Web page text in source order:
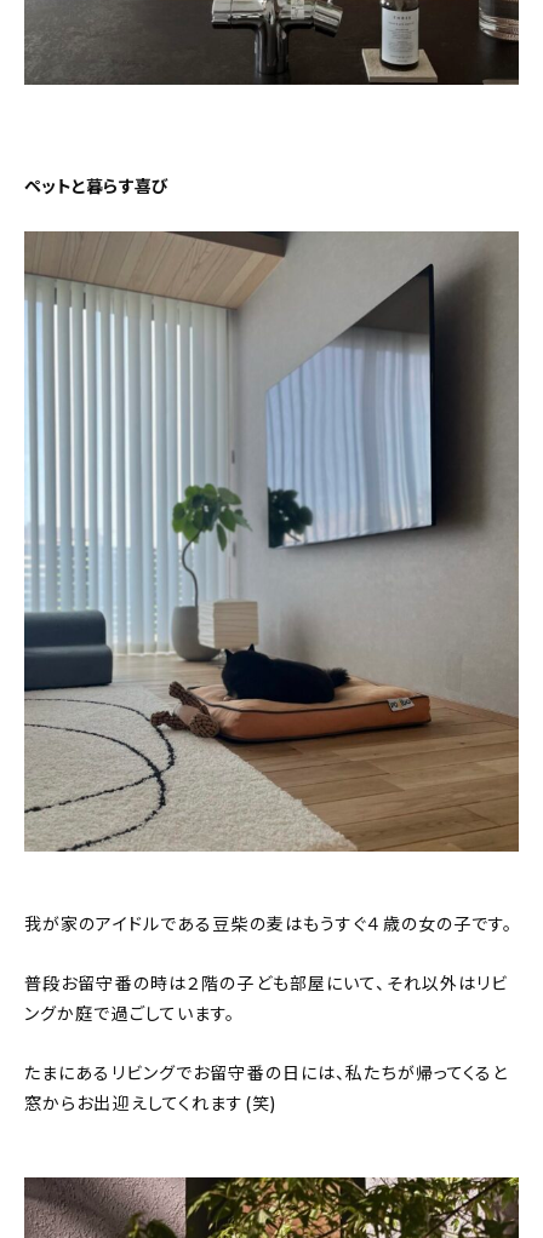
ペットと暮らす喜び
我が家のアイドルである豆柴の麦はもうすぐ４歳の女の子です。
普段お留守番の時は２階の子ども部屋にいて、それ以外はリビ
ングか庭で過ごしています。
たまにあるリビングでお留守番の日には、私たちが帰ってくると
窓からお出迎えしてくれます(笑)